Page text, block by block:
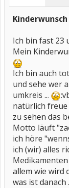
Kinderwunsch
Ich bin fast 23
Mein
Ich bin auch
und sehe wer
umkreis ...
natürlich freue
zu sehen das
Motto läuft
ich höre
ich (wir) alles
allem wie wird
was ist danach